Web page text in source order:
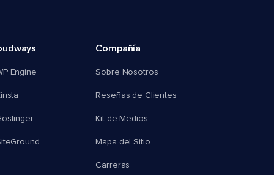
Engine
Compañía
Sobre Nosotros
Reseñas de Clientes
Kit de Medios
Mapa del Sitio
Carreras